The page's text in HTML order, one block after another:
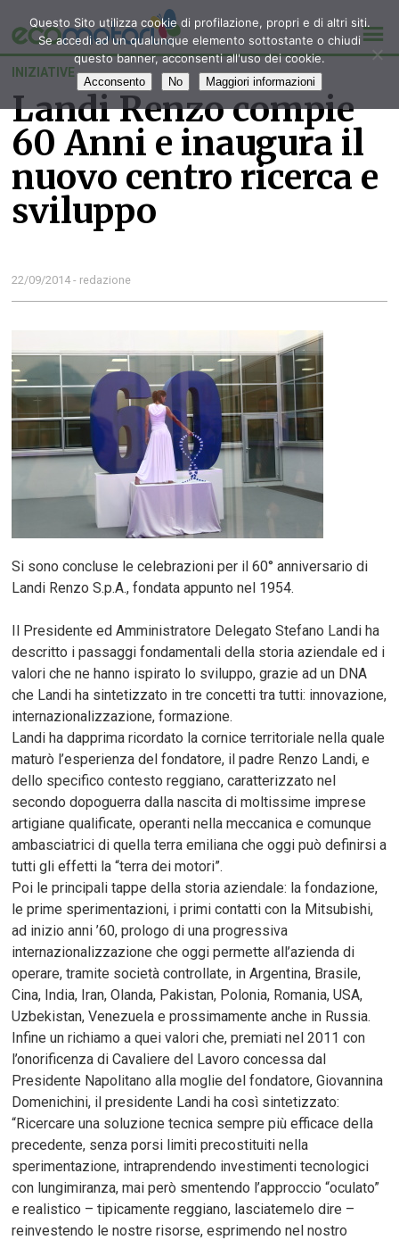
INIZIATIVE
Landi Renzo compie
60 Anni e inaugura il
nuovo centro ricerca e
sviluppo
22/09/2014 - redazione
Si sono concluse le celebrazioni per il 60° anniversario di
Landi Renzo S.p.A., fondata appunto nel 1954.
Il Presidente ed Amministratore Delegato Stefano Landi ha
descritto i passaggi fondamentali della storia aziendale ed i
valori che ne hanno ispirato lo sviluppo, grazie ad un DNA
che Landi ha sintetizzato in tre concetti tra tutti: innovazione,
internazionalizzazione, formazione.
Landi ha dapprima ricordato la cornice territoriale nella quale
maturò l’esperienza del fondatore, il padre Renzo Landi, e
dello specifico contesto reggiano, caratterizzato nel
secondo dopoguerra dalla nascita di moltissime imprese
artigiane qualificate, operanti nella meccanica e comunque
ambasciatrici di quella terra emiliana che oggi può definirsi a
tutti gli effetti la “terra dei motori”.
Poi le principali tappe della storia aziendale: la fondazione,
le prime sperimentazioni, i primi contatti con la Mitsubishi,
ad inizio anni ’60, prologo di una progressiva
internazionalizzazione che oggi permette all’azienda di
operare, tramite società controllate, in Argentina, Brasile,
Cina, India, Iran, Olanda, Pakistan, Polonia, Romania, USA,
Uzbekistan, Venezuela e prossimamente anche in Russia.
Infine un richiamo a quei valori che, premiati nel 2011 con
l’onorificenza di Cavaliere del Lavoro concessa dal
Presidente Napolitano alla moglie del fondatore, Giovannina
Domenichini, il presidente Landi ha così sintetizzato:
“Ricercare una soluzione tecnica sempre più efficace della
precedente, senza porsi limiti precostituiti nella
sperimentazione, intraprendendo investimenti tecnologici
con lungimiranza, mai però smentendo l’approccio “oculato”
e realistico – tipicamente reggiano, lasciatemelo dire –
reinvestendo le nostre risorse, esprimendo nel nostro
Questo Sito utilizza cookie di profilazione, propri e di altri siti.
Se accedi ad un qualunque elemento sottostante o chiudi
questo banner, acconsenti all'uso dei cookie.
Acconsento No Maggiori informazioni